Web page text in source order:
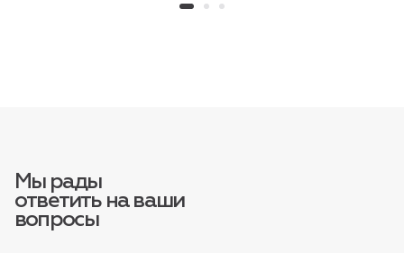
Мы рады
ответить на ваши
вопросы